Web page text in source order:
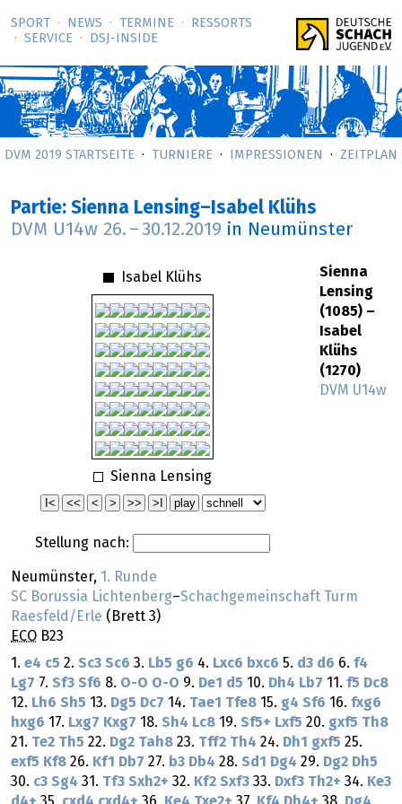
SPORT NEWS TERMINE
RESSORTS
SERVICE
DSJ-­INSIDE
DVM 2019 STARTSEITE TURNIERE IMPRESSIONEN ZEITPLAN
Partie: Sienna Lensing–Isabel Klühs
DVM U14w 26. – 30.12.2019 in Neumünster
Isabel Klühs
Sienna Lensing
Stellung nach:
Sienna
Lensing
(1085) –
Isabel
Klühs
(1270)
DVM U14w
Neumünster, 1. Runde
SC Borussia Lichtenberg–Schachgemeinschaft Turm
Raesfeld/Erle (Brett 3)
ECO B23
1. e4 c5 2. Sc3 Sc6 3. Lb5 g6 4. Lxc6 bxc6 5. d3 d6 6. f4
Lg7 7. Sf3 Sf6 8. O-O O-O 9. De1 d5 10. Dh4 Lb7 11. f5 Dc8
12. Lh6 Sh5 13. Dg5 Dc7 14. Tae1 Tfe8 15. g4 Sf6 16. fxg6
hxg6 17. Lxg7 Kxg7 18. Sh4 Lc8 19. Sf5+ Lxf5 20. gxf5 Th8
21. Te2 Th5 22. Dg2 Tah8 23. Tff2 Th4 24. Dh1 gxf5 25.
exf5 Kf8 26. Kf1 Db7 27. b3 Db4 28. Sd1 Dg4 29. Dg2 Dh5
30. c3 Sg4 31. Tf3 Sxh2+ 32. Kf2 Sxf3 33. Dxf3 Th2+ 34. Ke3
d4+ 35. cxd4 cxd4+ 36. Ke4 Txe2+ 37. Kf4 Dh4+ 38. Dg4